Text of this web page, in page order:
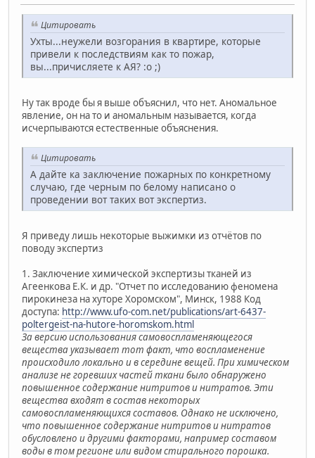
Цитировать
Ухты...неужели возгорания в квартире, которые
привели к последствиям как то пожар,
вы...причисляете к АЯ? :o ;)
Ну так вроде бы я выше объяснил, что нет. Аномальное
явление, он на то и аномальным называется, когда
исчерпываются естественные объяснения.
Цитировать
А дайте ка заключение пожарных по конкретному
случаю, где черным по белому написано о
проведении вот таких вот экспертиз.
Я приведу лишь некоторые выжимки из отчётов по
поводу экспертиз
1. Заключение химической экспертизы тканей из
Агеенкова Е.К. и др. "Отчет по исследованию феномена
пирокинеза на хуторе Хоромском", Минск, 1988 Код
доступа: http://www.ufo-com.net/publications/art-6437-
poltergeist-na-hutore-horomskom.html
За версию использования самовоспламеняющегося
вещества указывает тот факт, что воспламенение
происходило локально и в середине вещей. При химическом
анализе не горевших частей ткани было обнаружено
повышенное содержание нитритов и нитратов. Эти
вещества входят в состав некоторых
самовоспламеняющихся составов. Однако не исключено,
что повышенное содержание нитритов и нитратов
обусловлено и другими факторами, например составом
воды в том регионе или видом стирального порошка.